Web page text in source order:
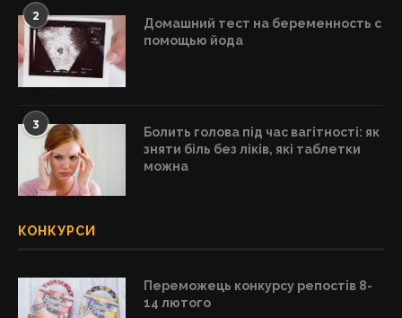
2
Домашний тест на беременность с
помощью йода
3
Болить голова під час вагітності: як
зняти біль без ліків, які таблетки
можна
КОНКУРСИ
Переможець конкурсу репостів 8-
14 лютого